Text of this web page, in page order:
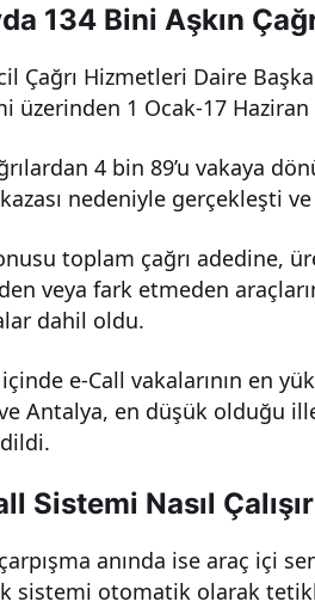
134 Bini Aşkın
Çağrı Hizmetleri Daire
üzerinden 1 Ocak-17
4 bin 89’u vakaya
nedeniyle gerçekleşti
toplam çağrı adedine,
veya fark etmeden
dahil oldu.
içinde e-Call vakalarının en
Antalya, en düşük olduğu
Sistemi Nasıl
anında ise araç içi
sistemi otomatik olarak